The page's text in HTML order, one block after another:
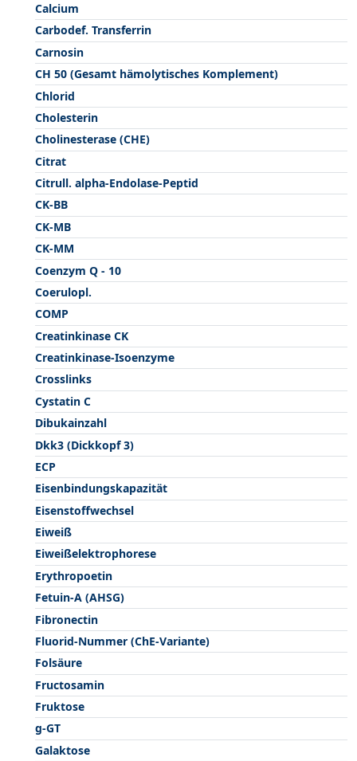
Calcium
Carbodef. Transferrin
Carnosin
CH 50 (Gesamt hämolytisches Komplement)
Chlorid
Cholesterin
Cholinesterase (CHE)
Citrat
Citrull. alpha-Endolase-Peptid
CK-BB
CK-MB
CK-MM
Coenzym Q - 10
Coerulopl.
COMP
Creatinkinase CK
Creatinkinase-Isoenzyme
Crosslinks
Cystatin C
Dibukainzahl
Dkk3 (Dickkopf 3)
ECP
Eisenbindungskapazität
Eisenstoffwechsel
Eiweiß
Eiweißelektrophorese
Erythropoetin
Fetuin-A (AHSG)
Fibronectin
Fluorid-Nummer (ChE-Variante)
Folsäure
Fructosamin
Fruktose
g-GT
Galaktose